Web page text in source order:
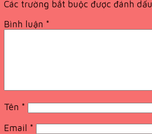
Các trường bắt buộc được đánh dấu
Bình luận *
Tên *
Email *